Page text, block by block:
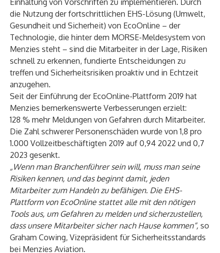
Einhaltung von Vorschriften zu implementieren. Durch
die Nutzung der fortschrittlichen EHS-Lösung (Umwelt,
Gesundheit und Sicherheit) von EcoOnline – der
Technologie, die hinter dem MORSE-Meldesystem von
Menzies steht – sind die Mitarbeiter in der Lage, Risiken
schnell zu erkennen, fundierte Entscheidungen zu
treffen und Sicherheitsrisiken proaktiv und in Echtzeit
anzugehen.
Seit der Einführung der EcoOnline-Plattform 2019 hat
Menzies bemerkenswerte Verbesserungen erzielt:
128 % mehr Meldungen von Gefahren durch Mitarbeiter.
Die Zahl schwerer Personenschäden wurde von 1,8 pro
1.000 Vollzeitbeschäftigten 2019 auf 0,94 2022 und 0,7
2023 gesenkt.
„Wenn man Branchenführer sein will, muss man seine
Risiken kennen, und das beginnt damit, jeden
Mitarbeiter zum Handeln zu befähigen. Die EHS-
Plattform von EcoOnline stattet alle mit den nötigen
Tools aus, um Gefahren zu melden und sicherzustellen,
dass unsere Mitarbeiter sicher nach Hause kommen“, so
Graham Cowing, Vizepräsident für Sicherheitsstandards
bei Menzies Aviation.